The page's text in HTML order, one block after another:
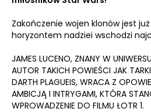
Zakończenie wojen klonów jest
horyzontem nadziei wschodzi
JAMES LUCENO, ZNANY W
AUTOR TAKICH POWIEŚCI JAK
DARTH PLAGUEIS, WRACA Z
AMBICJĄ I INTRYGAMI, KTÓRA
WPROWADZENIE DO FILMU ŁOTR 1.